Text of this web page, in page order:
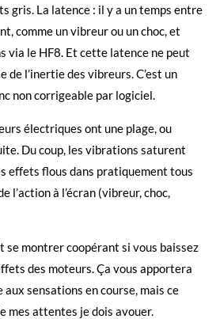
gris. La latence : il y a un temps entre
comme un vibreur ou un choc, et
via le HF8. Et cette latence ne peut
de l’inertie des vibreurs. C’est un
non corrigeable par logiciel.
électriques ont une plage, ou
Du coup, les vibrations saturent
effets flous dans pratiquement tous
l’action à l’écran (vibreur, choc,
se montrer coopérant si vous baissez
des moteurs. Ça vous apportera
aux sensations en course, mais ce
mes attentes je dois avouer.